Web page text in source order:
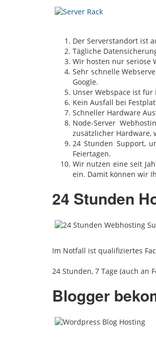
Der Serverstandort ist
Tägliche
Wir hosten nur seriöse
Sehr schnelle
Google.
Unser Webspace ist für
Kein Ausfall bei
Schneller Hardware
Node-Server
zusätzlicher Hardware,
24 Stunden Support,
Feiertagen.
Wir nutzen eine seit
ein. Damit können wir
24 Stunden
Im Notfall ist qualifiziertes
24 Stunden, 7 Tage (auch an
Blogger